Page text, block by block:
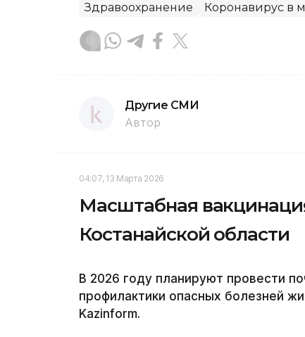
Здравоохранение Коронавирус в
Другие СМИ
Автор
04:07, 13 Марта 2026
Масштабная
Костанайской области
В 2026 году планируют провести
профилактики опасных болезней
Kazinform.